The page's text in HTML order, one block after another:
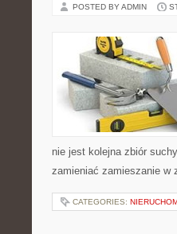
POSTED BY ADMIN
nie jest kolejna zbiór
zamieniać zamieszanie w
CATEGORIES: